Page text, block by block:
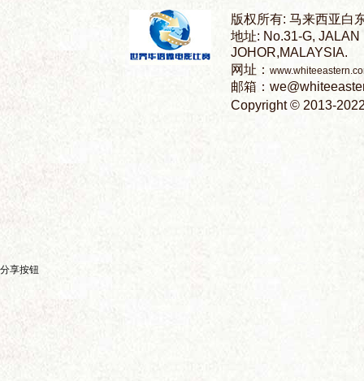
分享按钮